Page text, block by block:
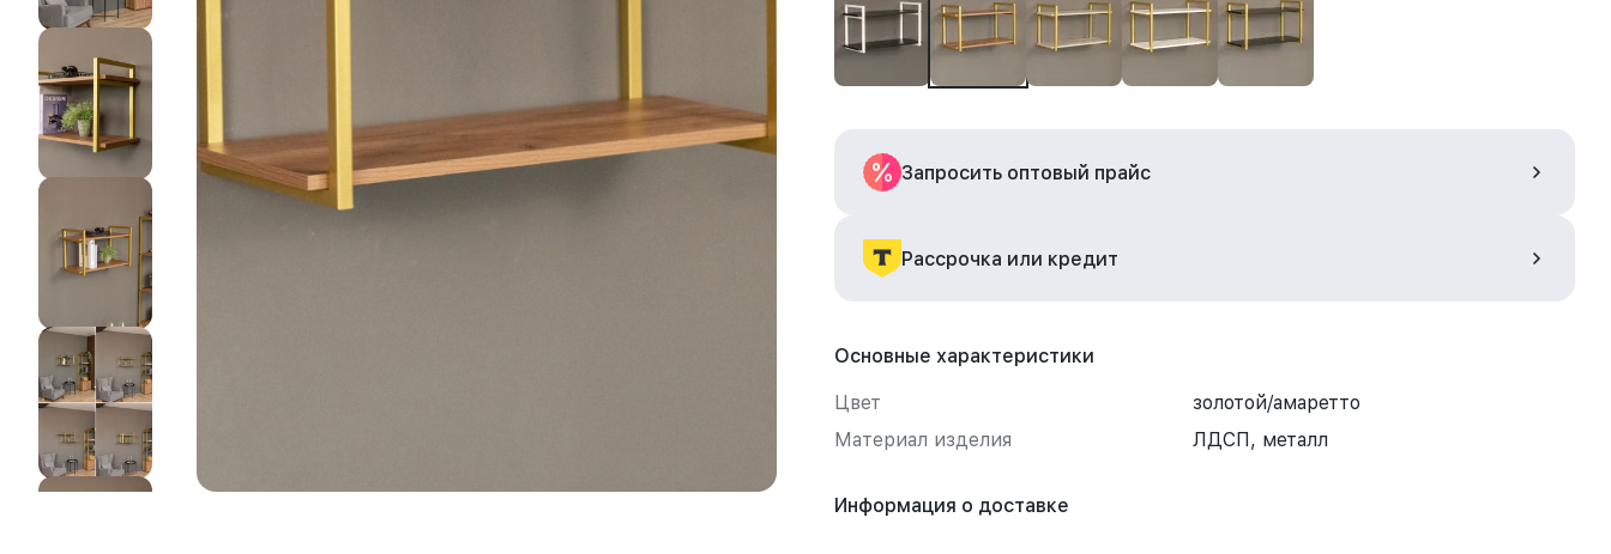
Запросить оптовый прайс
Рассрочка или кредит
Основные характеристики
Цвет
золотой/амаретто
Материал изделия
ЛДСП, металл
Информация о доставке